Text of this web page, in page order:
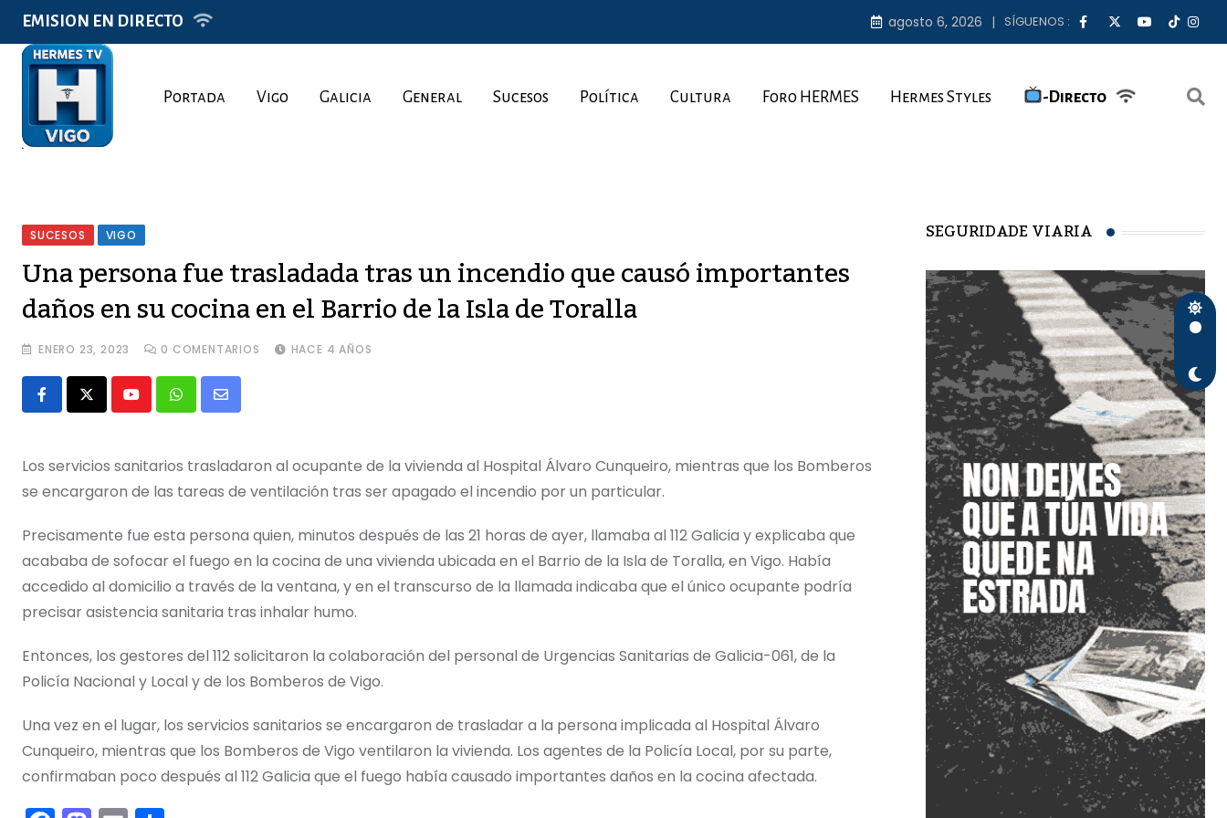
Skip
content
EMISION EN DIRECTO agosto 6, 2026 SÍGUENOS :
Portada Vigo Galicia General Sucesos Política Cultura Foro HERMES Hermes Styles -Directo
SUCESOS VIGO
Una persona fue trasladada tras un incendio que causó importantes
daños en su cocina en el Barrio de la Isla de Toralla
ENERO 23, 2023 0 COMENTARIOS HACE 4 AÑOS
YoutubeWhatsapp
Share
Email
Los servicios sanitarios trasladaron al ocupante de la vivienda al Hospital Álvaro Cunqueiro, mientras que los Bomberos
se encargaron de las tareas de ventilación tras ser apagado el incendio por un particular.
Precisamente fue esta persona quien, minutos después de las 21 horas de ayer, llamaba al 112 Galicia y explicaba que
acababa de sofocar el fuego en la cocina de una vivienda ubicada en el Barrio de la Isla de Toralla, en Vigo. Había
accedido al domicilio a través de la ventana, y en el transcurso de la llamada indicaba que el único ocupante podría
precisar asistencia sanitaria tras inhalar humo.
Entonces, los gestores del 112 solicitaron la colaboración del personal de Urgencias Sanitarias de Galicia-061, de la
Policía Nacional y Local y de los Bomberos de Vigo.
Una vez en el lugar, los servicios sanitarios se encargaron de trasladar a la persona implicada al Hospital Álvaro
Cunqueiro, mientras que los Bomberos de Vigo ventilaron la vivienda. Los agentes de la Policía Local, por su parte,
confirmaban poco después al 112 Galicia que el fuego había causado importantes daños en la cocina afectada.
SEGURIDADE VIARIA